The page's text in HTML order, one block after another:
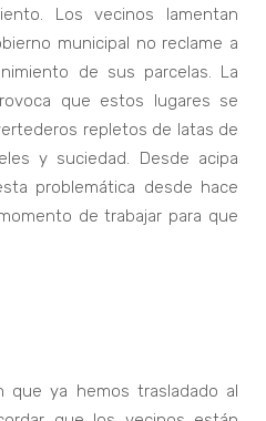
Los vecinos lamentan
municipal no reclame a
de sus parcelas. La
que estos lugares se
repletos de latas de
y suciedad. Desde acipa
problemática desde hace
de trabajar para que
que ya hemos trasladado al